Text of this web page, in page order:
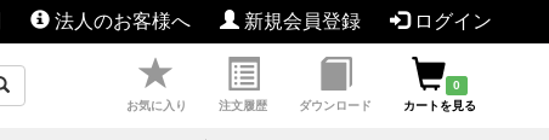
法人のお客様へ 新規会員登録 ログイン
お気に入り 注文履歴 ダウンロード
0
カートを見る